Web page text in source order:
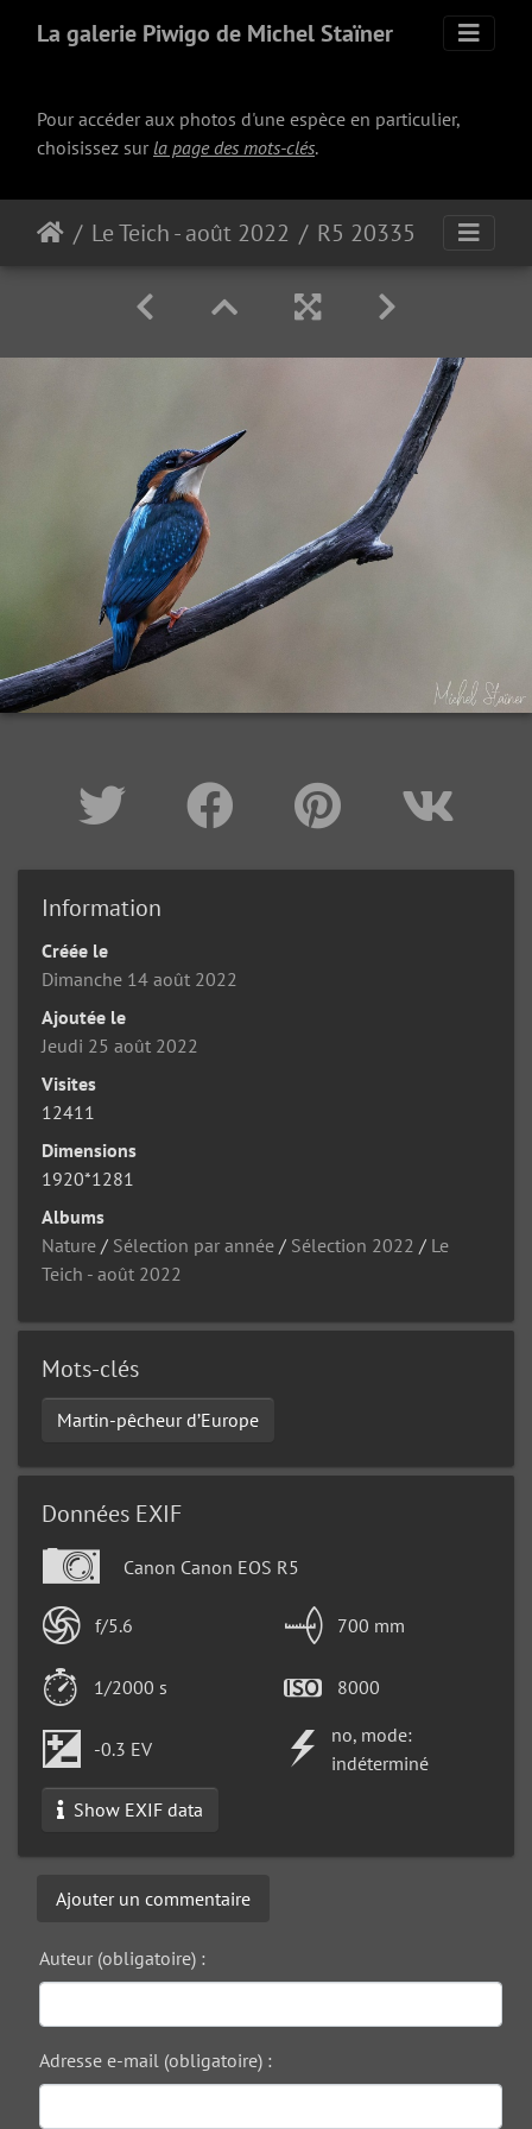
La galerie Piwigo de Michel Staïner
Pour accéder aux photos d'une espèce en particulier,
choisissez surla page des mots-clés.
Le Teich - août 2022 R5 20335
Information
Créée le
Dimanche 14 août 2022
Ajoutée le
Jeudi 25 août 2022
Visites
12411
Dimensions
1920*1281
Albums
Nature / Sélection par année / Sélection 2022 / Le
Teich - août 2022
Mots-clés
Martin-pêcheur d’Europe
Données EXIF
Canon Canon EOS R5
f/5.6 700 mm
1/2000 s 8000
-0.3 EV
no, mode:
indéterminé
Show EXIF data
Ajouter un commentaire
Auteur (obligatoire) :
Adresse e-mail (obligatoire) :